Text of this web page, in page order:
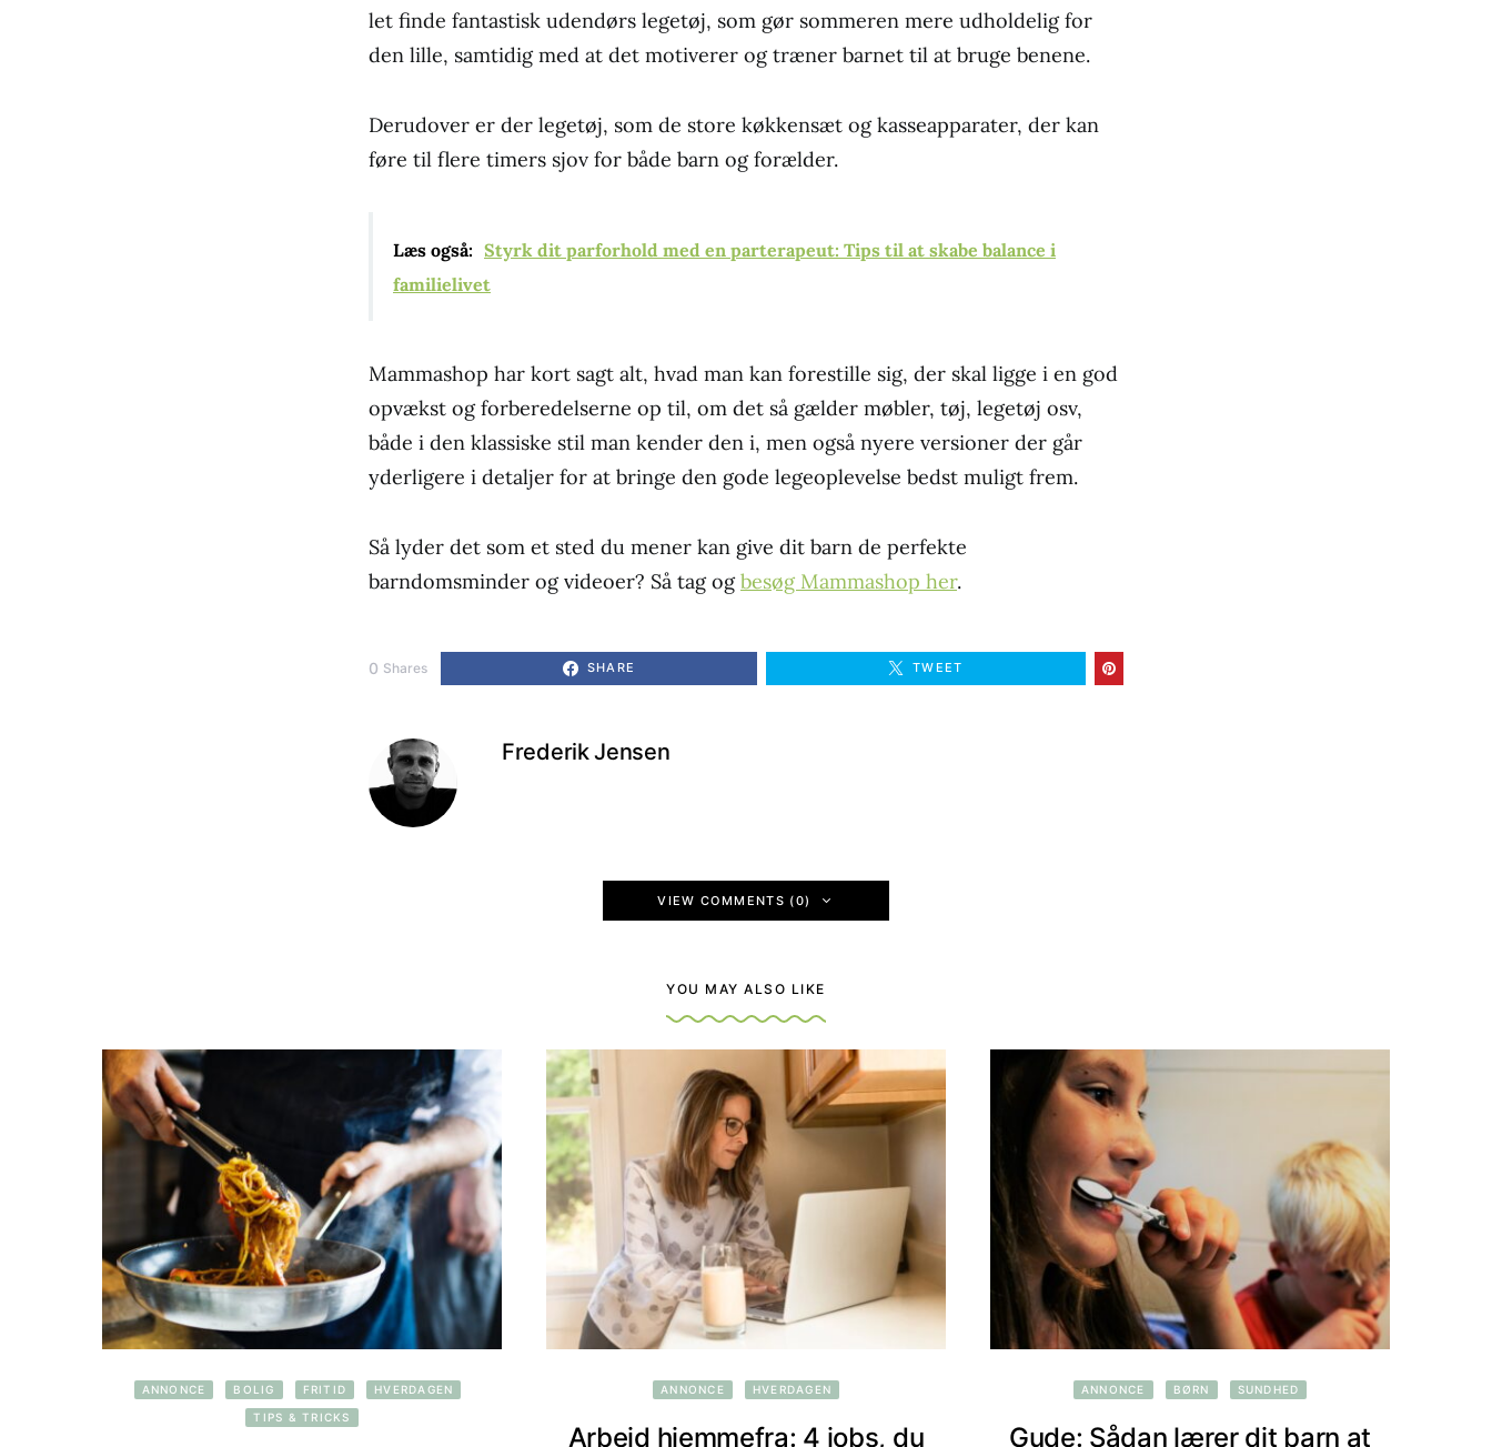
let finde fantastisk udendørs legetøj, som gør sommeren mere udholdelig for
den lille, samtidig med at det motiverer og træner barnet til at bruge benene.
Derudover er der legetøj, som de store køkkensæt og kasseapparater, der kan
føre til flere timers sjov for både barn og forælder.
Læs også: Styrk dit parforhold med en parterapeut: Tips til at skabe balance i
familielivet
Mammashop har kort sagt alt, hvad man kan forestille sig, der skal ligge i en god
opvækst og forberedelserne op til, om det så gælder møbler, tøj, legetøj osv,
både i den klassiske stil man kender den i, men også nyere versioner der går
yderligere i detaljer for at bringe den gode legeoplevelse bedst muligt frem.
Så lyder det som et sted du mener kan give dit barn de perfekte
barndomsminder og videoer? Så tag ogbesøg Mammashop her.
0 Shares SHARE TWEET
Frederik Jensen
VIEW COMMENTS (0)
YOU MAY ALSO LIKE
ANNONCE BOLIG FRITID HVERDAGEN
TIPS & TRICKS
ANNONCE HVERDAGEN
Arbejd hjemmefra: 4 jobs, du
ANNONCE BØRN SUNDHED
Gude: Sådan lærer dit barn at